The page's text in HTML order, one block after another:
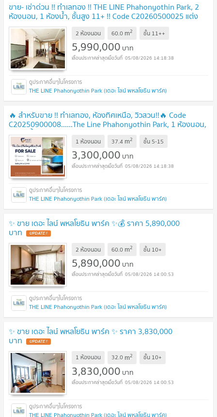
ขาย- เช่าด่วน !! ทำเลทอง !! THE LINE Phahonyothin Park, 2
ห้องนอน, 1 ห้องน้ำ, ชั้นสูง 11+ !! Code C20260500025 แต่ง
ครบ, พร้อมเข้าอยู่, ราคาพิเศษ!!📣📣
2 ห้องนอน 60.0 m2 ชั้น 11++
5,990,000 บาท
05/08/2026 14:18:38
THE LINE Phahonyothin Park (เดอะ ไลน์ พหลโยธิน พาร์ค)
🔥 สำหรับขาย !! ทำเลทอง, ห้องทิศเหนือ, วิวสวน!!🔥 Code
C20250900008......The Line Phahonyothin Park, 1 ห้องนอน,
1 ห้องน้ำ, แต่งครบ, ราคาพิเศษ!!📣📣
1 ห้องนอน 37.4 m2 ชั้น 5-15
3,300,000 บาท
05/08/2026 14:18:38
THE LINE Phahonyothin Park (เดอะ ไลน์ พหลโยธิน พาร์ค)
✨ ขาย เดอะ ไลน์ พหลโยธิน พาร์ค ✨💰 ราคา 5,890,000
บาท UPDATE !
2 ห้องนอน 60.0 m2 ชั้น 10+
5,890,000 บาท
05/08/2026 14:00:53
THE LINE Phahonyothin Park (เดอะ ไลน์ พหลโยธิน พาร์ค)
✨ ขาย เดอะ ไลน์ พหลโยธิน พาร์ค ✨ ราคา 3,830,000
บาท UPDATE !
1 ห้องนอน 32.0 m2 ชั้น 10+
3,830,000 บาท
05/08/2026 14:00:53
THE LINE Phahonyothin Park (เดอะ ไลน์ พหลโยธิน พาร์ค)